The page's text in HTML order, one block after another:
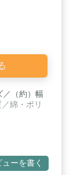
／（約）幅
綿・ポリ
ューを書く